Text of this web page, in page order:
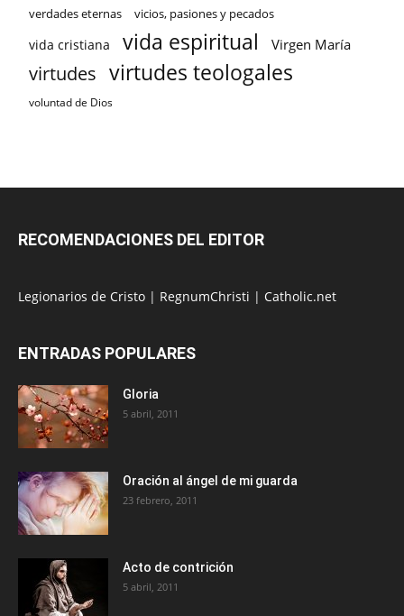
verdades eternas vicios, pasiones y pecados
vida cristiana vida espiritual Virgen María
virtudes virtudes teologales
voluntad de Dios
RECOMENDACIONES DEL EDITOR
Legionarios de Cristo | RegnumChristi | Catholic.net
ENTRADAS POPULARES
Gloria
5 abril, 2011
Oración al ángel de mi guarda
23 febrero, 2011
Acto de contrición
5 abril, 2011